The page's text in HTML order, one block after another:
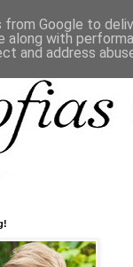
Google to
along with
and address